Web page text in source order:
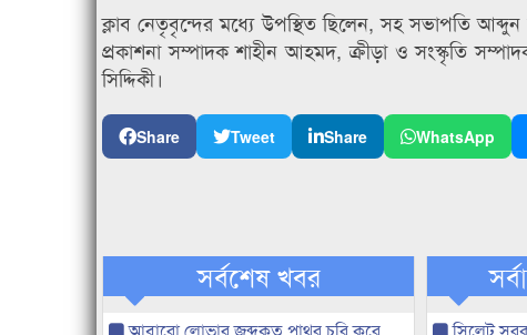
ক্লাব নেতৃবৃন্দের মধ্যে উপস্থিত ছিলেন, সহ সভাপতি
প্রকাশনা সম্পাদক শাহীন আহমদ, ক্রীড়া ও সংস্কৃতি
সিদ্দিকী।
Share Tweet Share WhatsApp
সর্বশেষ খবর